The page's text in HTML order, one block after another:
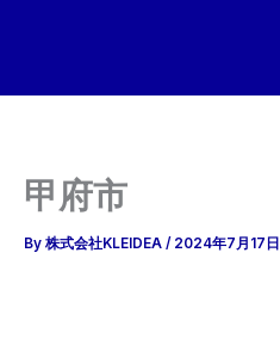
甲府市
By 株式会社KLEIDEA / 2024年7月17日